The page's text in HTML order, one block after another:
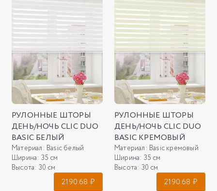
РУЛОННЫЕ ШТОРЫ
ДЕНЬ/НОЧЬ CLIC DUO
BASIC БЕЛЫЙ
Материал: Basic белый
Ширина: 35 см
Высота: 30 см
2190.68 ₽
РУЛОННЫЕ ШТОРЫ
ДЕНЬ/НОЧЬ CLIC DUO
BASIC КРЕМОВЫЙ
Материал: Basic кремовый
Ширина: 35 см
Высота: 30 см
2190.68 ₽